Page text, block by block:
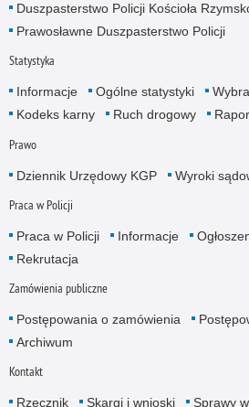
Duszpasterstwo Policji Kościoła
Prawosławne Duszpasterstwo Policji
Statystyka
Informacje Ogólne statystyki
Kodeks karny
Ruch drogowy
Prawo
Dziennik Urzędowy KGP Wyroki
Praca w Policji
Praca w Policji Informacje
Rekrutacja
Zamówienia publiczne
Postępowania o zamówienia
Archiwum
Kontakt
Rzecznik Skargi i wnioski Sprawy